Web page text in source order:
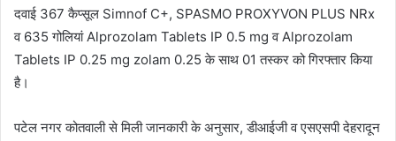
दवाई 367 कैप्सूल Simnof C+, SPASMO PROXYVON PLUS NRx
व 635 गोलियां Alprozolam Tablets IP 0.5 mg व Alprozolam
Tablets IP 0.25 mg zolam 0.25 के साथ 01 तस्कर को गिरफ्तार किया
है।
पटेल नगर कोतवाली से मिली जानकारी के अनुसार, डीआईजी व एसएसपी देहरादून